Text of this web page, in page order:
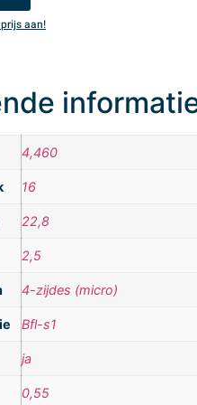
aan!
4,460
16
22,8
2,5
4-zijdes (micro)
Bfl-s1
ja
0,55